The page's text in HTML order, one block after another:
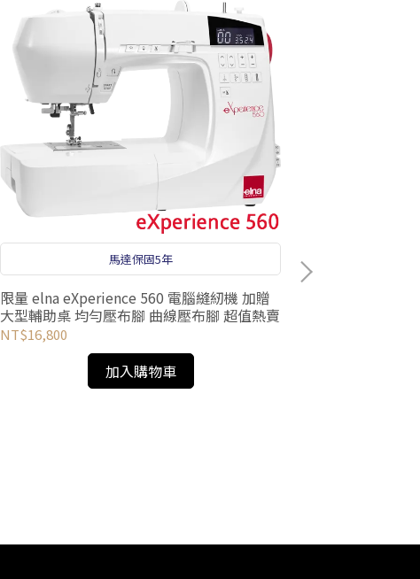
馬達保固5年
限量 elna eXperience 560 電腦縫紉機 加贈
大型輔助桌 均勻壓布腳 曲線壓布腳 超值熱賣
NT$16,800
加入購物車